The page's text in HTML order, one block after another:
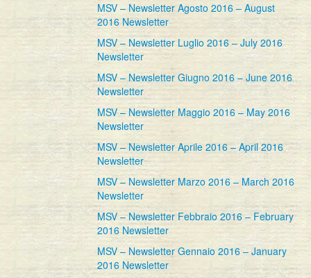
MSV – Newsletter Agosto 2016 – August
2016 Newsletter
MSV – Newsletter Luglio 2016 – July 2016
Newsletter
MSV – Newsletter Giugno 2016 – June 2016
Newsletter
MSV – Newsletter Maggio 2016 – May 2016
Newsletter
MSV – Newsletter Aprile 2016 – April 2016
Newsletter
MSV – Newsletter Marzo 2016 – March 2016
Newsletter
MSV – Newsletter Febbraio 2016 – February
2016 Newsletter
MSV – Newsletter Gennaio 2016 – January
2016 Newsletter